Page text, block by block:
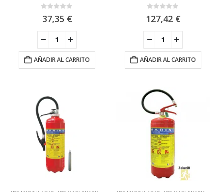
37,35 €
AÑADIR AL CARRITO
127,42 €
AÑADIR AL CARRITO